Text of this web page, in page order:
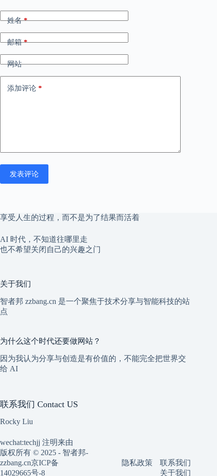
姓名*
邮箱*
网站
添加评论 *
发表评论
享受人生的过程，而不是为了结果而活着
AI 时代，不知道往哪里走
也不希望关闭自己的兴趣之门
关于我们
智者邦 zzbang.cn 是一个聚焦于技术分享与智能科技的站
点
为什么这个时代还要做网站？
因为我认为分享与创造是有价值的，不能完全把世界交
给 AI
联系我们 Contact US
Rocky Liu
wechat:techjj 注明来由
版权所有 © 2025 - 智者邦-
zzbang.cn京ICP备
14029665号-8
隐私政策
联系我们
关于我们